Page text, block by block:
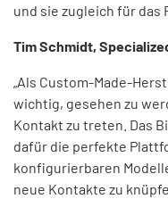
und sie zugleich für das
Tim Schmidt,
„Als Custom-Made-
wichtig, gesehen zu
Kontakt zu treten. Das
dafür die perfekte
konfigurierbaren
neue Kontakte zu